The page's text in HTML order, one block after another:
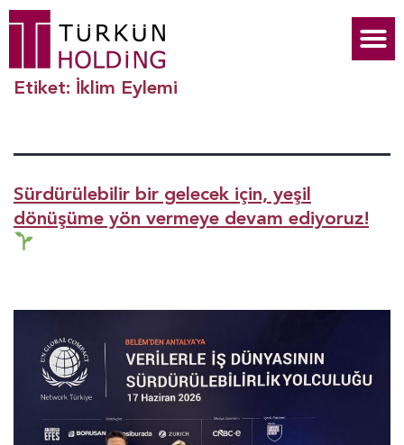
Etiket: İklim Eylemi
Sürdürülebilir bir gelecek için, yeşil
dönüşüme yön vermeye devam ediyoruz!